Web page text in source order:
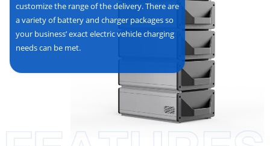
customize the range of the delivery. There are
a variety of battery and charger packages so
your business’ exact electric vehicle charging
needs can be met.